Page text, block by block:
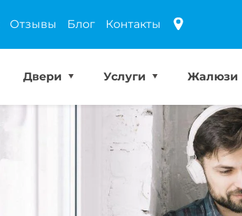
Отзывы Блог Контакты
Двери Услуги Жалюзи